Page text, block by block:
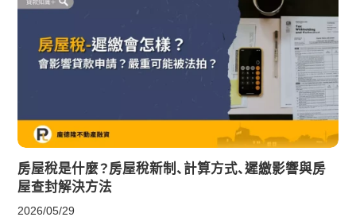
房屋稅是什麼？房屋稅新制、計算方式、遲繳影響與房
屋查封解決方法
2026/05/29